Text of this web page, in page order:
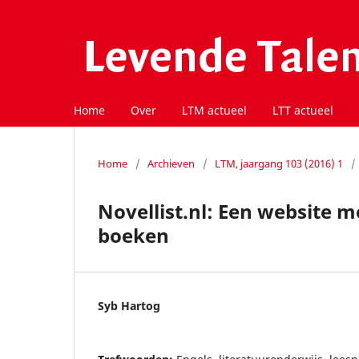
Home Over LTM actueel LTT actueel
Home / Archieven / LTM, jaargang 103 (2016) 1 /
Novellist.nl: Een website
boeken
Syb Hartog